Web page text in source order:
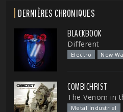
DERNIÈRES CHRONIQUES
BLACKBOOK
Different
Electro New
COMBICHRIST
The Venom in
Metal Industriel